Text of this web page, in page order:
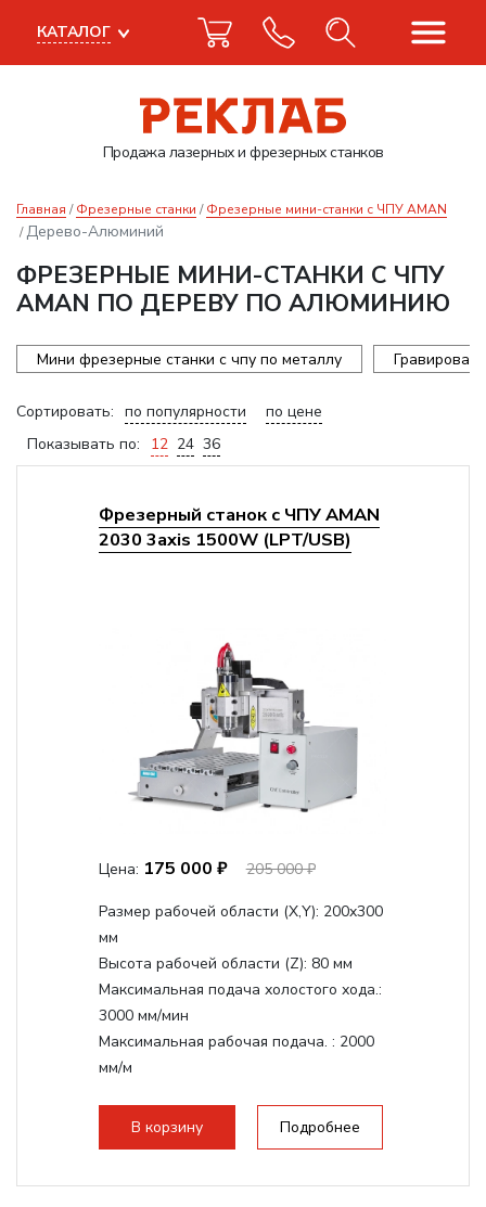
Продажа лазерныхи фрезерных станков
КАТАЛОГ
Главная Фрезерные станки Фрезерные мини-станки с ЧПУ AMAN
Дерево-Алюминий
ФРЕЗЕРНЫЕ МИНИ-СТАНКИ С ЧПУ
AMAN ПО ДЕРЕВУ ПО АЛЮМИНИЮ
Мини фрезерные станки с чпу по металлу
Сортировать: по популярности
по цене
Показывать по:
12 24 36
Фрезерный станок с ЧПУ AMAN
2030 3axis 1500W (LPT/USB)
Цена: 175 000 ₽ 205 000 ₽
Размер рабочей области (Х,Y): 200x300
мм
Высота рабочей области (Z): 80 мм
Максимальная подача холостого хода.:
3000 мм/мин
Максимальная рабочая подача. : 2000
мм/м
стандартно:Т-слот
Цанговый патрон:ER11
В корзину Подробнее